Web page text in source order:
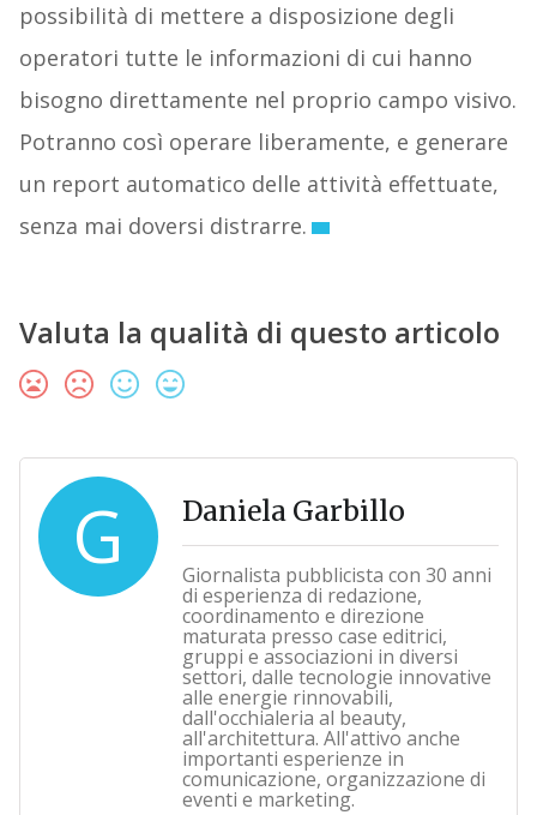
possibilità di mettere a disposizione degli
operatori tutte le informazioni di cui hanno
bisogno direttamente nel proprio campo visivo.
Potranno così operare liberamente, e generare
un report automatico delle attività effettuate,
senza mai doversi distrarre.
Valuta la qualità di questo articolo
G Daniela Garbillo
Giornalista pubblicista con 30 anni
di esperienza di redazione,
coordinamento e direzione
maturata presso case editrici,
gruppi e associazioni in diversi
settori, dalle tecnologie innovative
alle energie rinnovabili,
dall'occhialeria al beauty,
all'architettura. All'attivo anche
importanti esperienze in
comunicazione, organizzazione di
eventi e marketing.